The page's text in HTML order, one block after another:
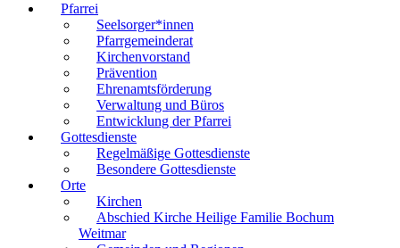
Pfarrei
Seelsorger*innen
Pfarrgemeinderat
Kirchenvorstand
Prävention
Ehrenamtsförderung
Verwaltung und Büros
Entwicklung der Pfarrei
Gottesdienste
Regelmäßige Gottesdienste
Besondere Gottesdienste
Orte
Kirchen
Abschied Kirche Heilige Familie Bochum
Weitmar